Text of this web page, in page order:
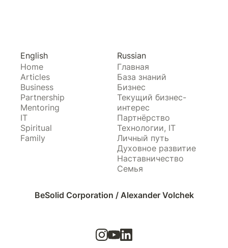
BeSolid Corporation / Alexander Volchek
English
Home
Articles
Business
Partnership
Mentoring
IT
Spiritual
Family
Russian
Главная
База знаний
Бизнес
Текущий бизнес-
интерес
Партнёрство
Технологии, IT
Личный путь
Духовное развитие
Наставничество
Семья